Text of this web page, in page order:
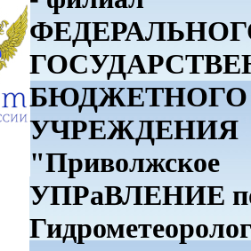
БЮДЖЕТНОГО
УЧРЕЖДЕНИЯ
"Приволжское
УПРаВЛЕНИЕ